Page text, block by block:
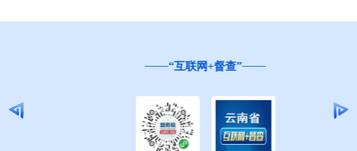
“互联网+督查”